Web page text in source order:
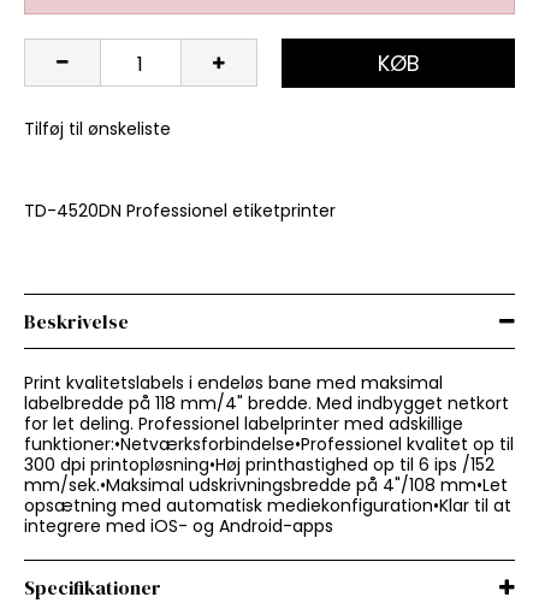
KØB
Tilføj til ønskeliste
TD-4520DN Professionel etiketprinter
Beskrivelse
Print kvalitetslabels i endeløs bane med maksimal
labelbredde på 118 mm/4" bredde. Med indbygget netkort
for let deling. Professionel labelprinter med adskillige
funktioner:•Netværksforbindelse•Professionel kvalitet op til
300 dpi printopløsning•Høj printhastighed op til 6 ips /152
mm/sek.•Maksimal udskrivningsbredde på 4"/108 mm•Let
opsætning med automatisk mediekonfiguration•Klar til at
integrere med iOS- og Android-apps
Specifikationer